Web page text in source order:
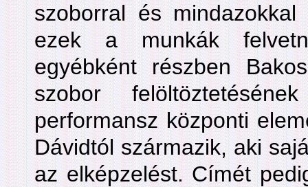
szoborral és
ezek a munkák
egyébként részben
szobor
performansz központi
Dávidtól származik, aki
az elképzelést. Címét